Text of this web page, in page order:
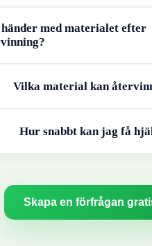
händer med materialet efter
Vilka material kan
Hur snabbt kan jag få
Skapa en förfrågan